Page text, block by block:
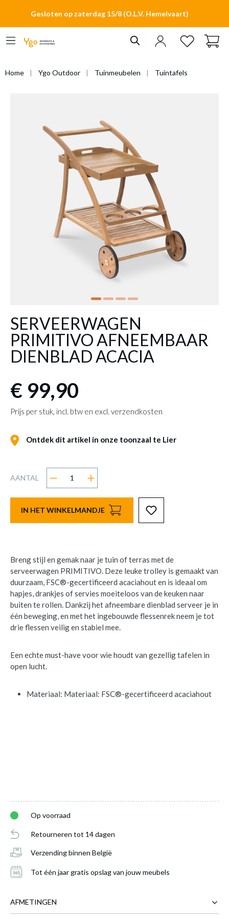
Gesloten op zaterdag 15/8 (O.L.V. Hemelvaart)
Home Ygo Outdoor Tuinmeubelen Tuintafels
SERVEERWAGEN
PRIMITIVO AFNEEMBAAR
DIENBLAD ACACIA
€ 99,90
Prijs per stuk, incl. btw en excl. verzendkosten
Ontdek dit artikel in onze toonzaal te Lier
AANTAL
IN HET WINKELMANDJE
Breng stijl en gemak naar je tuin of terras met de
serveerwagen PRIMITIVO. Deze leuke trolley is gemaakt van
duurzaam, FSC®-gecertificeerd acaciahout en is ideaal om
hapjes, drankjes of servies moeiteloos van de keuken naar
buiten te rollen. Dankzij het afneembare dienblad serveer je in
één beweging, en met het ingebouwde flessenrek neem je tot
drie flessen veilig en stabiel mee.
Een echte must-have voor wie houdt van gezellig tafelen in
open lucht.
Materiaal: Materiaal: FSC®-gecertificeerd acaciahout
Op voorraad
Retourneren tot 14 dagen
Verzending binnen België
Tot één jaar gratis opslag van jouw meubels
AFMETINGEN
winkelmandje
SERVEERWAGEN PRIMITIVO